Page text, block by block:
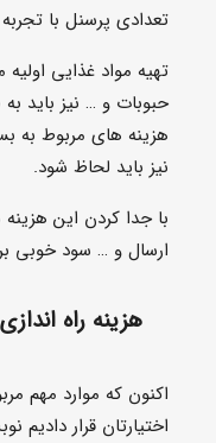
نیز باید لحاظ شود.
با جدا کردن این
ارسال و … سود خوبی
اکنون که موارد مهم
مکان مناسب، تهیه
پرسنل، تهیه مواد